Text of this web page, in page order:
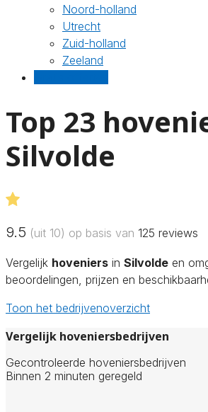
Noord-holland
Utrecht
Zuid-holland
Zeeland
Top 23
Silvolde
9.5 (uit 10) op basis van 125 reviews
Vergelijk hoveniers in Silvolde en
beoordelingen, prijzen en
Toon het bedrijvenoverzicht
Vergelijk hoveniersbedrijven
Gecontroleerde hoveniersbedrijven
Binnen 2 minuten geregeld